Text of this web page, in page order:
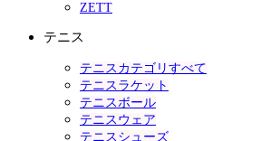
ZETT
テニス
テニスカテゴリすべて
テニスラケット
テニスボール
テニスウェア
テニスシューズ